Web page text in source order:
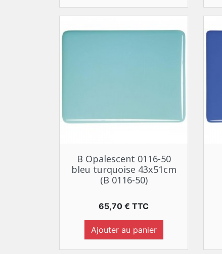
Aperçu rapide
B Opalescent 0116-50
bleu turquoise 43x51cm
(B 0116-50)
Prix
65,70 € TTC
Ajouter au panier